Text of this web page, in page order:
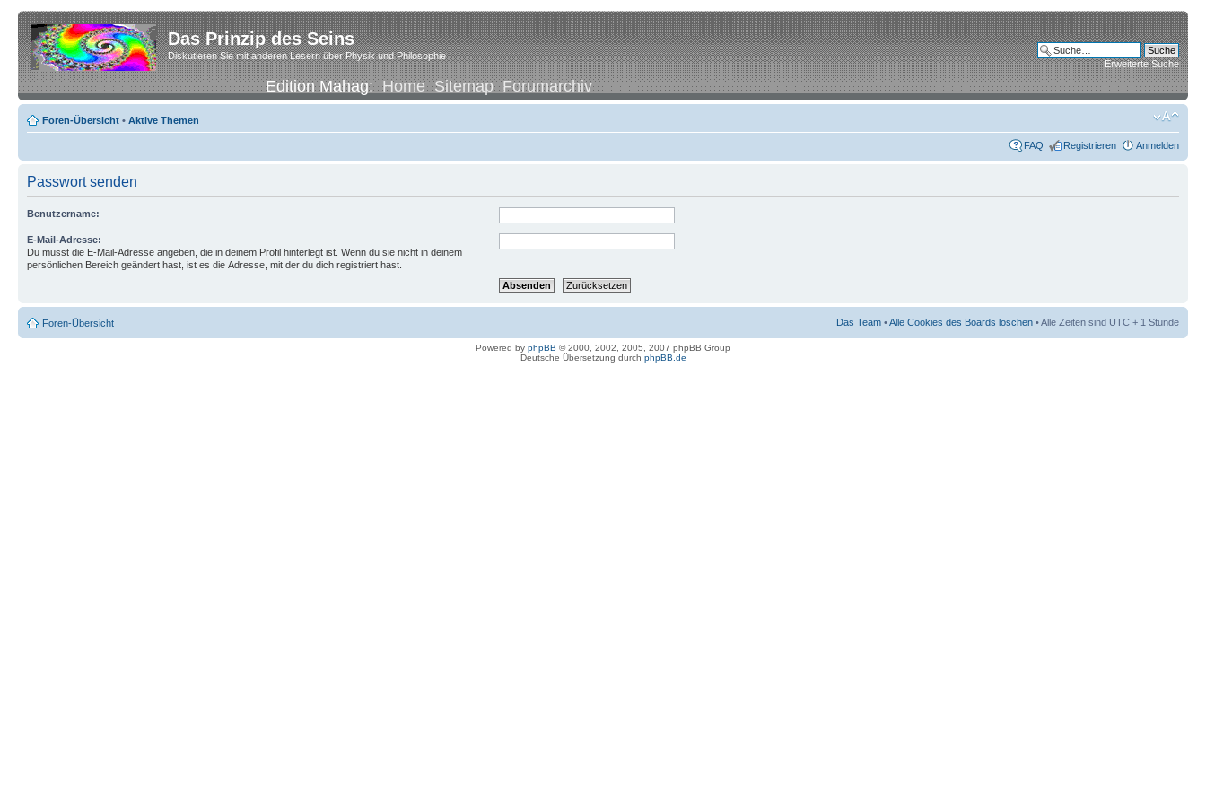
Das Prinzip des Seins
Diskutieren Sie mit anderen Lesern über Physik und Philosophie
Edition Mahag:Home Sitemap Forumarchiv
Erweiterte Suche
Foren-Übersicht • Aktive Themen
FAQ Registrieren Anmelden
Passwort senden
Benutzername:
E-Mail-Adresse:
Du musst die E-Mail-Adresse angeben, die in deinem Profil hinterlegt ist. Wenn du sie nicht in deinem
persönlichen Bereich geändert hast, ist es die Adresse, mit der du dich registriert hast.
Foren-Übersicht Das Team •Alle Cookies des Boards löschen • Alle Zeiten sind UTC + 1 Stunde
Powered by phpBB © 2000, 2002, 2005, 2007 phpBB Group
Deutsche Übersetzung durch phpBB.de